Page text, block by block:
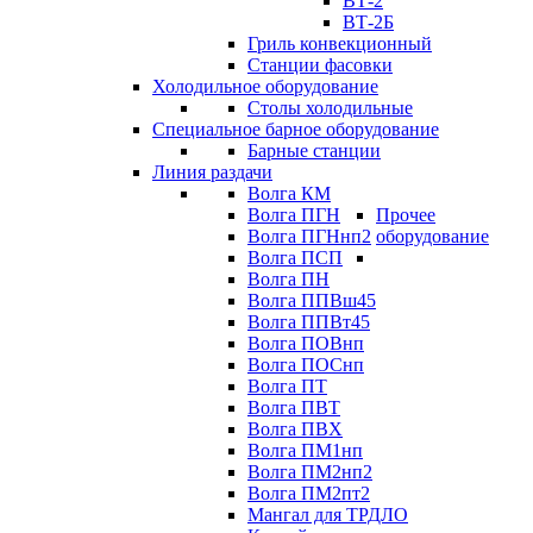
ВТ-2Б
Гриль конвекционный
Станции фасовки
Холодильное оборудование
Столы холодильные
Специальное барное оборудование
Барные станции
Линия раздачи
Волга КМ
Волга ПГН
Волга ПГНнп2
Волга ПСП
Волга ПН
Волга ППВш45
Волга ППВт45
Волга ПОВнп
Волга ПОСнп
Волга ПТ
Волга ПВТ
Волга ПВХ
Волга ПМ1нп
Волга ПМ2нп2
Волга ПМ2пт2
Прочее
оборудование
Мангал для ТРДЛО